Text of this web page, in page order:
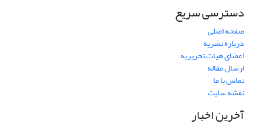
دسترسی سریع
صفحه اصلی
درباره نشریه
اعضای هیات تحریریه
ارسال مقاله
تماس با ما
نقشه سایت
آخرین اخبار